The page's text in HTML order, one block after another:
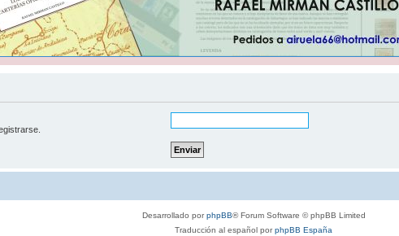
Desarrollado porphpBB® Forum Software © phpBB Limited
Traducción al español porphpBB España